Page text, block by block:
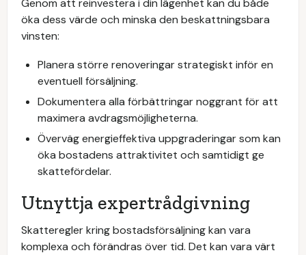
Genom att reinvestera i din lägenhet kan du både
öka dess värde och minska den beskattningsbara
vinsten:
Planera större renoveringar strategiskt inför en
eventuell försäljning.
Dokumentera alla förbättringar noggrant för att
maximera avdragsmöjligheterna.
Överväg energieffektiva uppgraderingar som kan
öka bostadens attraktivitet och samtidigt ge
skattefördelar.
Utnyttja expertrådgivning
Skatteregler kring bostadsförsäljning kan vara
komplexa och förändras över tid. Det kan vara värt